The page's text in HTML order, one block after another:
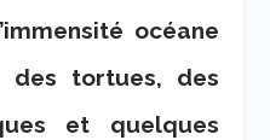
océane
des tortues, des
et quelques